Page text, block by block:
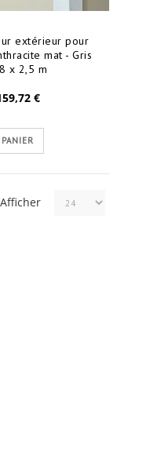
extérieur pour
mat - Gris
x 2,5 m
€
Afficher